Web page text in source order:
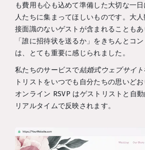
も費用も心も込めて準備した大切な一
人たちに集まってほしいものです。大
接面識のないゲストが含まれることも
「誰に招待状を送るか」をきちんとコ
は、とても重要に感じられました。
私たちのサービスで結婚式ウェブサイト
トリストをいつでも自分たちの思いどお
オンライン RSVP はゲストリストと自
リアルタイムで反映されます。